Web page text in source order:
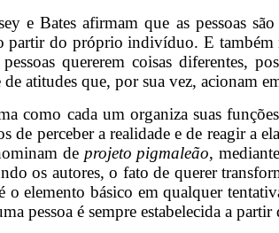
e Bates afirmam que as pessoas
partir do próprio indivíduo. E
quererem coisas diferentes,
atitudes que, por sua vez, acionam
como cada um organiza suas
perceber a realidade e de reagir a
de projeto pigmaleão,
os autores, o fato de querer
elemento básico em qualquer
pessoa é sempre estabelecida a